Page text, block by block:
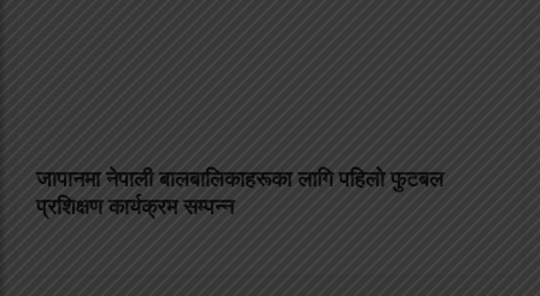
जापानमा नेपाली बालबालिकाहरूका लागि पहिलो फुटबल
प्रशिक्षण कार्यक्रम सम्पन्न